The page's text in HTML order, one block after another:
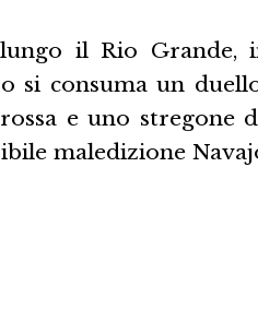
il Rio Grande,
si consuma un
e uno stregone
maledizione